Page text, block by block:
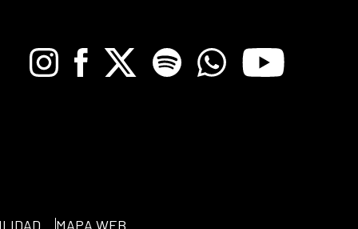
InstagramFacebook
X Spotify WhatsappYoutube
MAPA WEB